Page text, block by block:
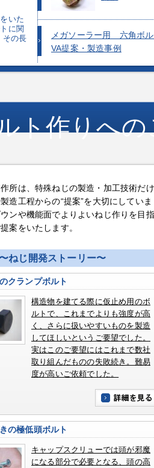
いた
に関
その長
メガソーラー用 六角ボ
VA提案・製造事例
ト作りへ
所は、特殊ねじの製造・加工技術だ
造工程からの“提案”を大切にしていま
ンや機能面でよりよいねじ作りを目指
案をいたします。
ねじ開発ストーリー〜
クランプボルト
構造物を建てる際に仮止め用のボ
ルトで、これまでよりも強度が高
く、さらに扱いやすいものを製造
してほしいというご要望でした。
実はこのご要望にはこれまで数社
取り組んだものの失敗続き。難易
度が高いご依頼でした。
の極低頭ボルト
キャップスクリューでは頭が邪魔
になる部分で必要となる、頭の高